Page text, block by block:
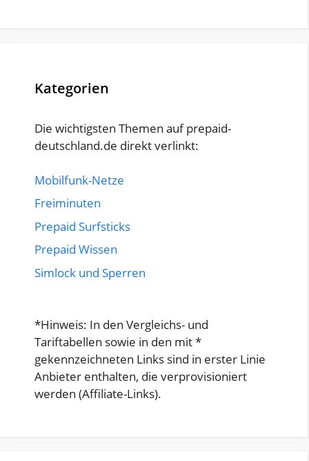
Kategorien
Die wichtigsten Themen auf prepaid-
deutschland.de direkt verlinkt:
Mobilfunk-Netze
Freiminuten
Prepaid Surfsticks
Prepaid Wissen
Simlock und Sperren
*Hinweis: In den Vergleichs- und
Tariftabellen sowie in den mit *
gekennzeichneten Links sind in erster Linie
Anbieter enthalten, die verprovisioniert
werden (Affiliate-Links).